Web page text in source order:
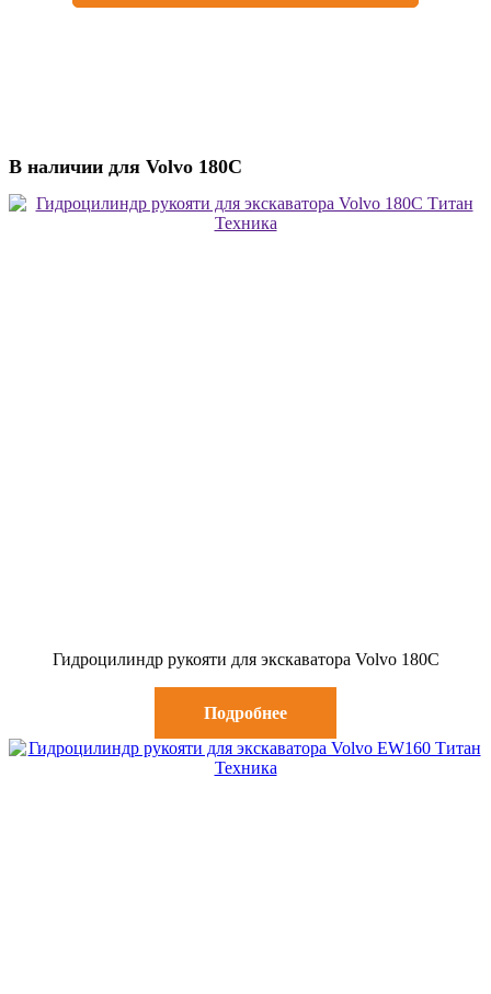
В наличии для Volvo 180C
Гидроцилиндр рукояти для экскаватора Volvo 180C
Подробнее